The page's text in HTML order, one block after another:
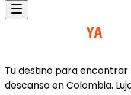
Tu destino para encontrar
descanso en Colombia.